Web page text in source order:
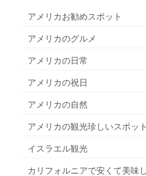
アメリカお勧めスポット
アメリカのグルメ
アメリカの日常
アメリカの祝日
アメリカの自然
アメリカの観光珍しいスポット
イスラエル観光
カリフォルニアで安くて美味